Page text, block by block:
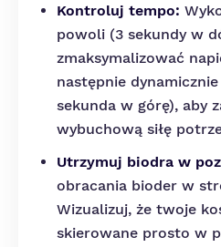
Kontroluj tempo:
powoli (3 sekundy w
zmaksymalizować
następnie
sekunda w górę), aby
wybuchową siłę
Utrzymuj biodra w
obracania bioder w
Wizualizuj, że twoje
skierowane prosto w